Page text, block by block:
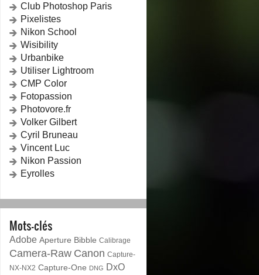
Club Photoshop Paris
Pixelistes
Nikon School
Wisibility
Urbanbike
Utiliser Lightroom
CMP Color
Fotopassion
Photovore.fr
Volker Gilbert
Cyril Bruneau
Vincent Luc
Nikon Passion
Eyrolles
Mots-clés
Adobe Aperture Bibble Calibrage
Camera-Raw Canon Capture-
NX-NX2 Capture-One DNG DxO